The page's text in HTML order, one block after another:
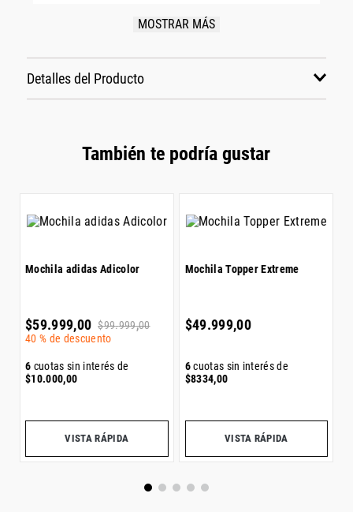
Especificaciones Técnicas:
Disciplina: lifestyle
MOSTRAR MÁS
Detalles del Producto
También te podría gustar
Mochila adidas Adicolor
$59.999,00 $99.999,00
40 % de descuento
6 cuotas sin interés de
$10.000,00
VISTA RÁPIDA
Mochila Topper Extreme
$49.999,00
6cuotas sin interés de
$8334,00
VISTA RÁPIDA